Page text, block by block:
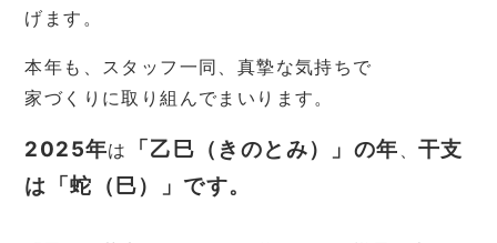
げます。
本年も、スタッフ一同、真摯な気持ちで
家づくりに取り組んでまいります。
2025年は 「乙巳（きのとみ）」の年 、干支
は「蛇（巳）」です。